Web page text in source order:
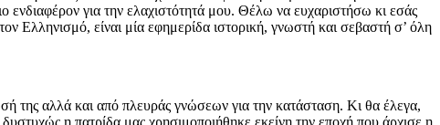
ενδιαφέρον για την ελαχιστότητά μου. Θέλω να ευχαριστήσω κι εσάς
Ελληνισμό, είναι μία εφημερίδα ιστορική, γνωστή και σεβαστή σ’ όλη
της αλλά και από πλευράς γνώσεων για την κατάσταση. Κι θα έλεγα,
η πατρίδα μας χρησιμοποιήθηκε εκείνη την εποχή που άρχισε η